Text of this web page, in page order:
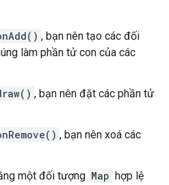
, bạn nên tạo các đối
làm phần tử con của các
, bạn nên đặt các phần tử
, bạn nên xoá các
một đối tượng Map hợp lệ